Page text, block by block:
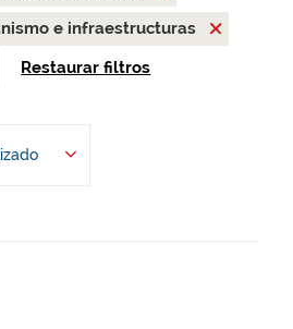
e infraestructuras
Restaurar filtros